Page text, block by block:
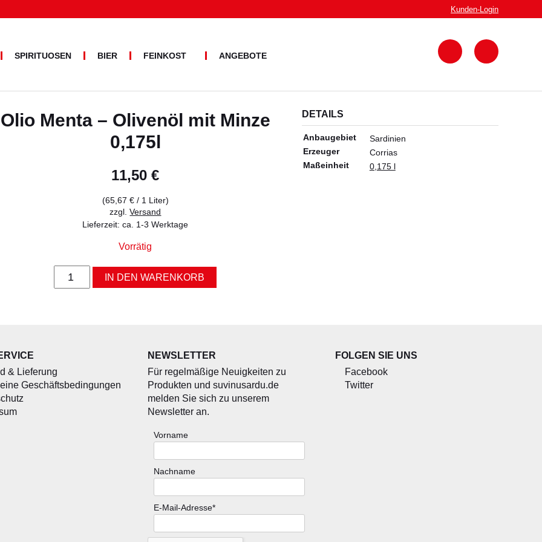
SPIRITUOSEN BIER FEINKOST ANGEBOTE
Zum
Warenkorb
Kunden-Login
Olio Menta – Olivenöl mit Minze
0,175l
11,50€
(65,67 €/ 1 Liter)
zzgl.Versand
Lieferzeit: ca. 1-3 Werktage
Vorrätig
Olio
IN DEN WARENKORB
DETAILS
Anbaugebiet
Sardinien
Erzeuger
Corrias
Maßeinheit
0,175 l
& Lieferung
Geschäftsbedingungen
NEWSLETTER
Für regelmäßige Neuigkeiten zu
Produkten und suvinusardu.de
melden Sie sich zu unserem
Newsletter an.
Vorname
Nachname
E-Mail-Adresse*
FOLGEN SIE UNS
Facebook
Twitter